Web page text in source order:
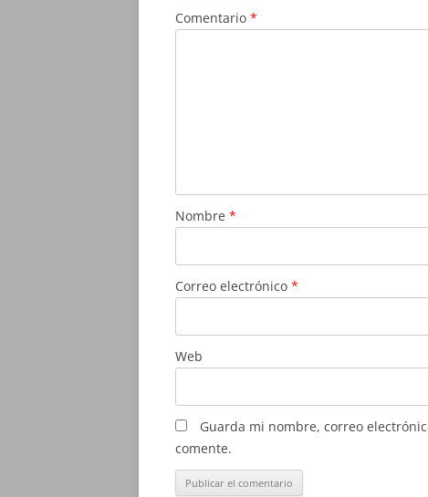
Comentario *
Nombre *
Correo electrónico *
Web
Guarda mi nombre, correo
comente.